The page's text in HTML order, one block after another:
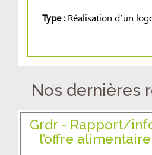
Type :Réalisation d’un
Nos dernières
Grdr - Rapport/
l’offre